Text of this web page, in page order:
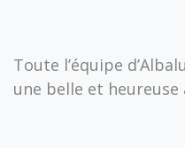
Toute l’équipe
une belle et heureuse